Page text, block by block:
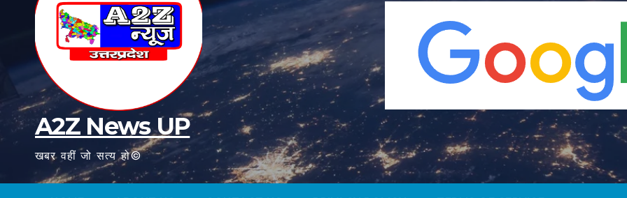
A2Z News UP
खबर वहीं जो सत्य हो©